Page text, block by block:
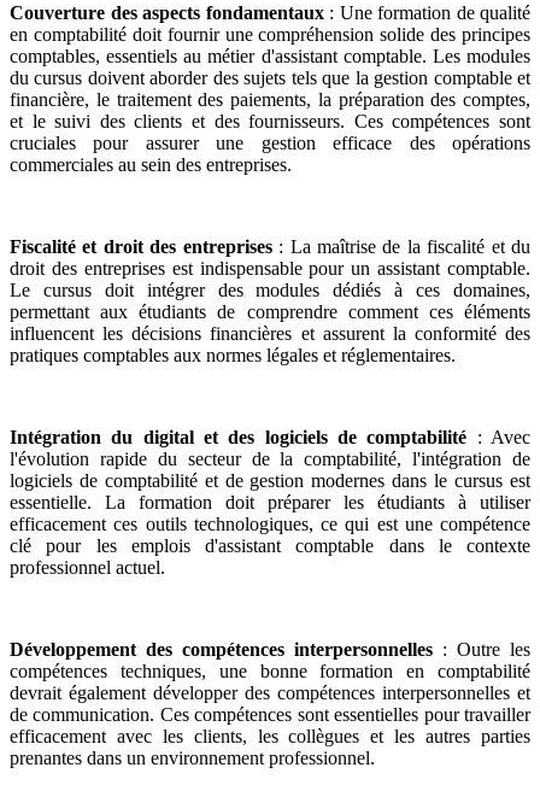
Couverture des aspects fondamentaux : Une formation de qualité
en comptabilité doit fournir une compréhension solide des principes
comptables, essentiels au métier d'assistant comptable. Les modules
du cursus doivent aborder des sujets tels que la gestion comptable et
financière, le traitement des paiements, la préparation des comptes,
et le suivi des clients et des fournisseurs. Ces compétences sont
cruciales pour assurer une gestion efficace des opérations
commerciales au sein des entreprises.
Fiscalité et droit des entreprises : La maîtrise de la fiscalité et du
droit des entreprises est indispensable pour un assistant comptable.
Le cursus doit intégrer des modules dédiés à ces domaines,
permettant aux étudiants de comprendre comment ces éléments
influencent les décisions financières et assurent la conformité des
pratiques comptables aux normes légales et réglementaires.
Intégration du digital et des logiciels de comptabilité : Avec
l'évolution rapide du secteur de la comptabilité, l'intégration de
logiciels de comptabilité et de gestion modernes dans le cursus est
essentielle. La formation doit préparer les étudiants à utiliser
efficacement ces outils technologiques, ce qui est une compétence
clé pour les emplois d'assistant comptable dans le contexte
professionnel actuel.
Développement des compétences interpersonnelles : Outre les
compétences techniques, une bonne formation en comptabilité
devrait également développer des compétences interpersonnelles et
de communication. Ces compétences sont essentielles pour travailler
efficacement avec les clients, les collègues et les autres parties
prenantes dans un environnement professionnel.